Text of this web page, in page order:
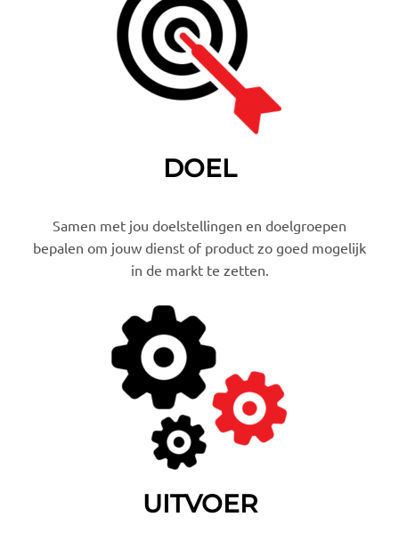
DOEL
Samen met jou doelstellingen en doelgroepen
bepalen om jouw dienst of product zo goed mogelijk
in de markt te zetten.
UITVOER